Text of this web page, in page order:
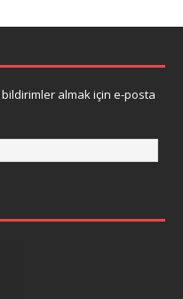
almak için e-posta